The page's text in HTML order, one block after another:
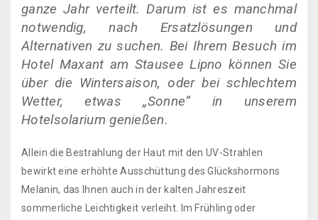
ganze Jahr verteilt. Darum ist es manchmal
notwendig, nach Ersatzlösungen und
Alternativen zu suchen. Bei Ihrem Besuch im
Hotel Maxant am Stausee Lipno können Sie
über die Wintersaison, oder bei schlechtem
Wetter, etwas „Sonne“ in unserem
Hotelsolarium genießen.
Allein die Bestrahlung der Haut mit den UV-Strahlen
bewirkt eine erhöhte Ausschüttung des Glückshormons
Melanin, das Ihnen auch in der kalten Jahreszeit
sommerliche Leichtigkeit verleiht. Im Frühling oder